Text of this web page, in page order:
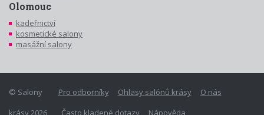
Olomouc
kadeřnictví
kosmetické salony
masážní salony
Pro odborníky Ohlasy salónů krásy
O nás
© Salony